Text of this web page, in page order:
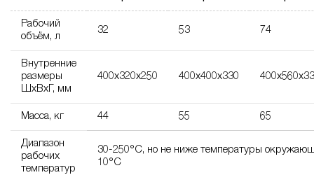
Рабочий
объём, л
32 53 74
Внутренние
размеры
ШхВхГ, мм
400х320х250 400х400х330
Масса, кг 44 55 65
Диапазон
рабочих
температур
30-250°С, но не ниже температуры
10°С